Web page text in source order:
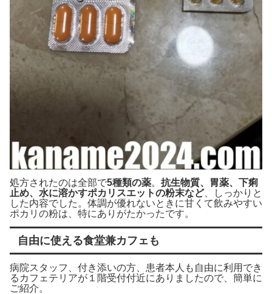
処方されたのは全部で5種類の薬。 抗生物質、胃薬、下痢
止め、水に溶かすポカリスエットの粉末など、しっかりと
した内容でした。体調が優れないときに甘くて飲みやすい
ポカリの粉は、特にありがたかったです。
自由に使える食堂兼カフェも
病院スタッフ、付き添いの方、患者本人も自由に利用でき
るカフェテリアが１階受付付近にありましたので、簡単に
ご紹介。